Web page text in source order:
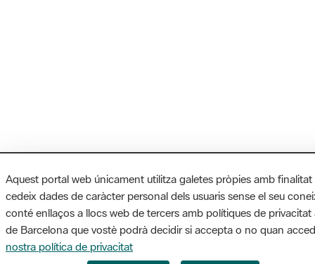
Aquest portal web únicament utilitza galetes pròpies amb
cedeix dades de caràcter personal dels usuaris sense el seu
conté enllaços a llocs web de tercers amb polítiques de privacitat
de Barcelona que vostè podrà decidir si accepta o no quan
nostra política de privacitat